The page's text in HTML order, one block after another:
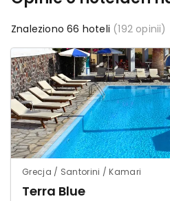
Znaleziono 66 hoteli (192 opinii)
Grecja / Santorini / Kamari
Terra Blue